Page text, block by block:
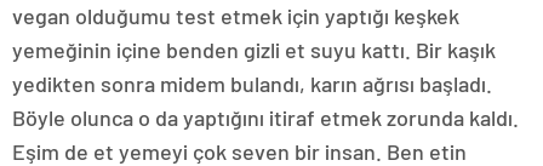
vegan olduğumu test etmek için yaptığı keşkek
yemeğinin içine benden gizli et suyu kattı. Bir kaşık
yedikten sonra midem bulandı, karın ağrısı başladı.
Böyle olunca o da yaptığını itiraf etmek zorunda kaldı.
Eşim de et yemeyi çok seven bir insan. Ben etin